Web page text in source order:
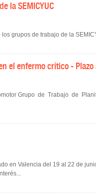
la SEMICYUC
grupos de trabajo de la
el enfermo crítico -
Grupo de Trabajo de
en Valencia del 19 al 22 de